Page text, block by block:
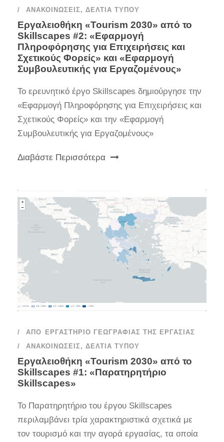
ΑΝΑΚΟΙΝΏΣΕΙΣ, ΔΕΛΤΊΑ ΤΎΠΟΥ
Εργαλειοθήκη «Tourism 2030» από το
Skillscapes #2: «Εφαρμογή
Πληροφόρησης για Επιχειρήσεις και
Σχετικούς Φορείς» και «Εφαρμογή
Συμβουλευτικής για Εργαζομένους»
Το ερευνητικό έργο Skillscapes δημιούργησε την
«Εφαρμογή Πληροφόρησης για Επιχειρήσεις και
Σχετικούς Φορείς» και την «Εφαρμογή
Συμβουλευτικής για Εργαζομένους»
Διαβάστε Περισσότερα
ΑΠΌ
ΕΡΓΑΣΤΉΡΙΟ ΓΕΩΓΡΑΦΊΑΣ ΤΗΣ ΕΡΓΑΣΊΑΣ
ΑΝΑΚΟΙΝΏΣΕΙΣ, ΔΕΛΤΊΑ ΤΎΠΟΥ
Εργαλειοθήκη «Tourism 2030» από το
Skillscapes #1: «Παρατηρητήριο
Skillscapes»
Το Παρατηρητήριο του έργου Skillscapes
περιλαμβάνει τρία χαρακτηριστικά σχετικά με
τον τουρισμό και την αγορά εργασίας, τα οποία